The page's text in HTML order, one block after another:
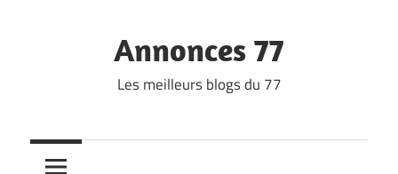
Annonces 77
Les meilleurs blogs du 77